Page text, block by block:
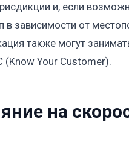
и, если
в зависимости от
также могут
Your Customer).
на